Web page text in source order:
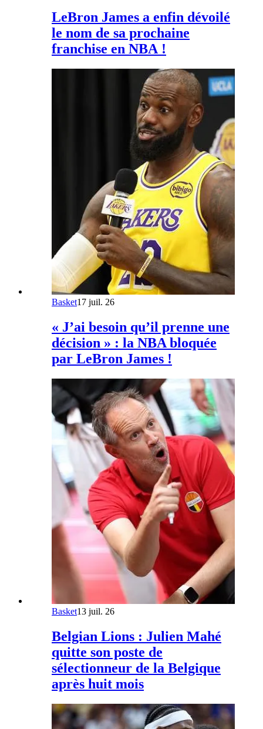
LeBron James a enfin dévoilé
le nom de sa prochaine
franchise en NBA !
Basket17 juil. 26
« J’ai besoin qu’il prenne une
décision » : la NBA bloquée
par LeBron James !
Basket13 juil. 26
Belgian Lions : Julien Mahé
quitte son poste de
sélectionneur de la Belgique
après huit mois